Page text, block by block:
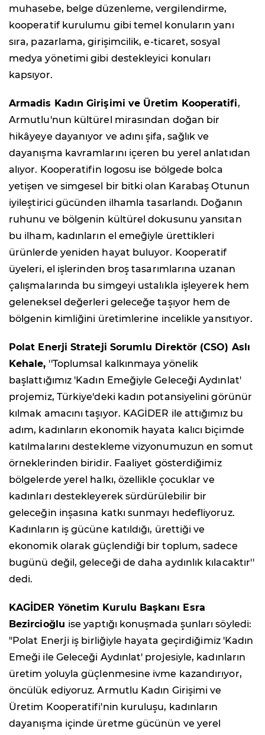
muhasebe, belge düzenleme, vergilendirme,
kooperatif kurulumu gibi temel konuların yanı
sıra, pazarlama, girişimcilik, e-ticaret, sosyal
medya yönetimi gibi destekleyici konuları
kapsıyor.
Armadis Kadın Girişimi ve Üretim Kooperatifi,
Armutlu'nun kültürel mirasından doğan bir
hikâyeye dayanıyor ve adını şifa, sağlık ve
dayanışma kavramlarını içeren bu yerel anlatıdan
alıyor. Kooperatifin logosu ise bölgede bolca
yetişen ve simgesel bir bitki olan Karabaş Otunun
iyileştirici gücünden ilhamla tasarlandı. Doğanın
ruhunu ve bölgenin kültürel dokusunu yansıtan
bu ilham, kadınların el emeğiyle ürettikleri
ürünlerde yeniden hayat buluyor. Kooperatif
üyeleri, el işlerinden broş tasarımlarına uzanan
çalışmalarında bu simgeyi ustalıkla işleyerek hem
geleneksel değerleri geleceğe taşıyor hem de
bölgenin kimliğini üretimlerine incelikle yansıtıyor.
Polat Enerji Strateji Sorumlu Direktör (CSO) Aslı
Kehale, ''Toplumsal kalkınmaya yönelik
başlattığımız 'Kadın Emeğiyle Geleceği Aydınlat'
projemiz, Türkiye'deki kadın potansiyelini görünür
kılmak amacını taşıyor. KAGİDER ile attığımız bu
adım, kadınların ekonomik hayata kalıcı biçimde
katılmalarını destekleme vizyonumuzun en somut
örneklerinden biridir. Faaliyet gösterdiğimiz
bölgelerde yerel halkı, özellikle çocuklar ve
kadınları destekleyerek sürdürülebilir bir
geleceğin inşasına katkı sunmayı hedefliyoruz.
Kadınların iş gücüne katıldığı, ürettiği ve
ekonomik olarak güçlendiği bir toplum, sadece
bugünü değil, geleceği de daha aydınlık kılacaktır''
dedi.
KAGİDER Yönetim Kurulu Başkanı Esra
Bezircioğlu ise yaptığı konuşmada şunları söyledi:
"Polat Enerji iş birliğiyle hayata geçirdiğimiz 'Kadın
Emeği ile Geleceği Aydınlat' projesiyle, kadınların
üretim yoluyla güçlenmesine ivme kazandırıyor,
öncülük ediyoruz. Armutlu Kadın Girişimi ve
Üretim Kooperatifi'nin kuruluşu, kadınların
dayanışma içinde üretme gücünün ve yerel